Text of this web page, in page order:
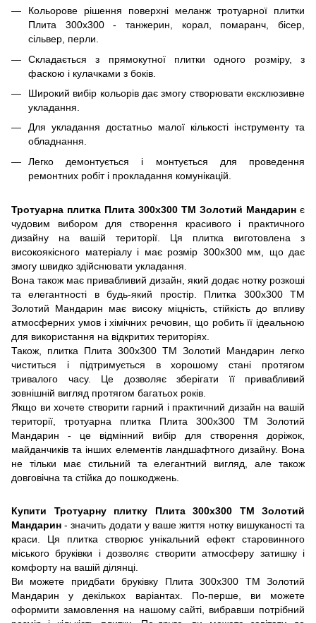
Кольорове рішення поверхні меланж тротуарної плитки
Плита 300х300 - танжерин, корал, помаранч, бісер,
сільвер, перли.
Складається з прямокутної плитки одного розміру, з
фаскою і кулачками з боків.
Широкий вибір кольорів дає змогу створювати ексклюзивне
укладання.
Для укладання достатньо малої кількості інструменту та
обладнання.
Легко демонтується і монтується для проведення
ремонтних робіт і прокладання комунікацій.
Тротуарна плитка Плита 300х300 ТМ Золотий Мандарин є
чудовим вибором для створення красивого і практичного
дизайну на вашій території. Ця плитка виготовлена з
високоякісного матеріалу і має розмір 300х300 мм, що дає
змогу швидко здійснювати укладання.
Вона також має привабливий дизайн, який додає нотку розкоші
та елегантності в будь-який простір. Плитка 300х300 ТМ
Золотий Мандарин має високу міцність, стійкість до впливу
атмосферних умов і хімічних речовин, що робить її ідеальною
для використання на відкритих територіях.
Також, плитка Плита 300х300 ТМ Золотий Мандарин легко
чиститься і підтримується в хорошому стані протягом
тривалого часу. Це дозволяє зберігати її привабливий
зовнішній вигляд протягом багатьох років.
Якщо ви хочете створити гарний і практичний дизайн на вашій
території, тротуарна плитка Плита 300х300 ТМ Золотий
Мандарин - це відмінний вибір для створення доріжок,
майданчиків та інших елементів ландшафтного дизайну. Вона
не тільки має стильний та елегантний вигляд, але також
довговічна та стійка до пошкоджень.
Купити Тротуарну плитку Плита 300х300 ТМ Золотий
Мандарин - значить додати у ваше життя нотку вишуканості та
краси. Ця плитка створює унікальний ефект старовинного
міського бруківки і дозволяє створити атмосферу затишку і
комфорту на вашій ділянці.
Ви можете придбати бруківку Плита 300х300 ТМ Золотий
Мандарин у декількох варіантах. По-перше, ви можете
оформити замовлення на нашому сайті, вибравши потрібний